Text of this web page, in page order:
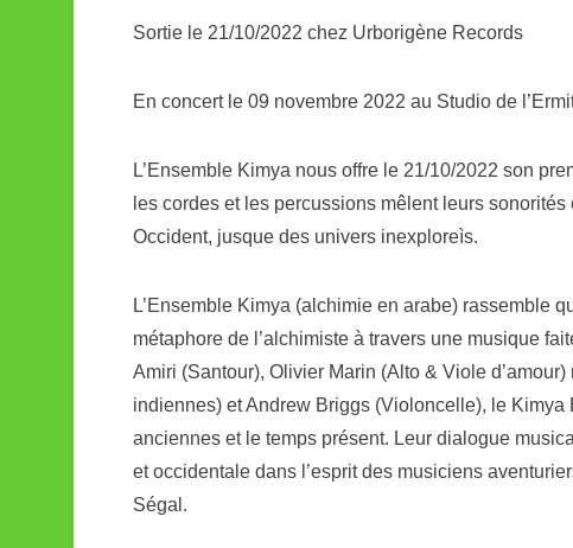
Sortie le 21/10/2022 chez Urborigène Records
En concert le 09 novembre 2022 au Studio de
L’Ensemble Kimya nous offre le 21/10/2022 son
les cordes et les percussions mêlent leurs
Occident, jusque des univers inexploreìs.
L’Ensemble Kimya (alchimie en arabe) rassemble
métaphore de l’alchimiste à travers une musique
Amiri (Santour), Olivier Marin (Alto & Viole
indiennes) et Andrew Briggs (Violoncelle), le
anciennes et le temps présent. Leur dialogue
et occidentale dans l’esprit des musiciens
Ségal.